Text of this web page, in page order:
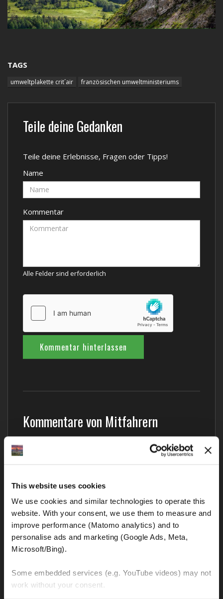
This website uses cookies
We use cookies and similar technologies to operate this
website. With your consent, we use them to measure and
improve performance (Matomo analytics) and to
personalise ads and marketing (Google Ads, Meta,
Microsoft/Bing).
Some embedded services (e.g. YouTube videos) may not
work without your consent.
TAGS
umweltplakette crit´air französischen umweltministeriums
Teile deine Gedanken
Teile deine Erlebnisse, Fragen oder Tipps!
Name
Kommentar
Alle Felder sind erforderlich
Kommentare von Mitfahrern
Noch hat niemand kommentiert – was meinst du?
Blog-Kategorien
BMW GS Motorräder und alle Sonstigen
Interessante und wichtige Links
Motorrad Vermietung
Motorrad Touren
Vorsichtsmaßnahmen